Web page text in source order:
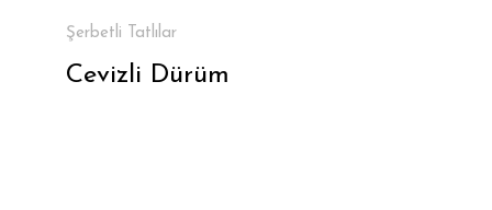
Şerbetli Tatlılar
Cevizli Dürüm